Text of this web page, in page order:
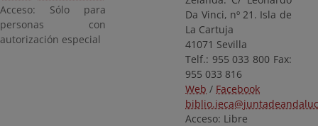
Acceso: Sólo para
personas con
autorización especial
Da Vinci, nº 21. Isla de
La Cartuja
41071 Sevilla
Telf.: 955 033 800 Fax:
955 033 816
Web / Facebook
Acceso: Libre